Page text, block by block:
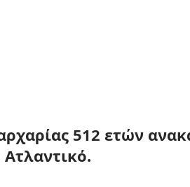
512 ετών
Ατλαντικό.